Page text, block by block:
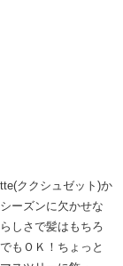
ククシュゼット)か
ーズンに欠かせな
しさで髪はもちろ
もＯＫ！ちょっと